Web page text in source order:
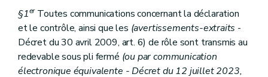
Art. 45
Art. 46
Art. 47
Art. 48
Art. 49
Art. 50
§1erToutes communications concernant la déclaration
et le contrôle, ainsi que les (avertissements-extraits -
Décret du 30 avril 2009, art. 6) de rôle sont transmis au
redevable sous pli fermé (ou par communication
électronique équivalente - Décret du 12 juillet 2023,